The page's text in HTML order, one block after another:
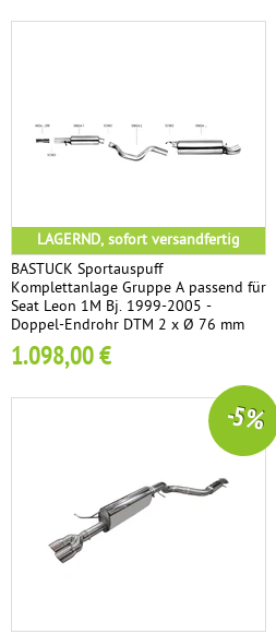
LAGERND, sofort versandfertig
BASTUCK Sportauspuff
Komplettanlage Gruppe A passend für
Seat Leon 1M Bj. 1999-2005 -
Doppel-Endrohr DTM 2 x Ø 76 mm
1.098,00 €
-5 %